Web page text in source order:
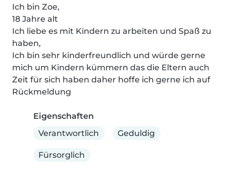
Ich bin Zoe,
18 Jahre alt
Ich liebe es mit Kindern zu arbeiten und Spaß zu
haben,
Ich bin sehr kinderfreundlich und würde gerne
mich um Kindern kümmern das die Eltern auch
Zeit für sich haben daher hoffe ich gerne ich auf
Rückmeldung
Eigenschaften
Verantwortlich
Geduldig
Fürsorglich